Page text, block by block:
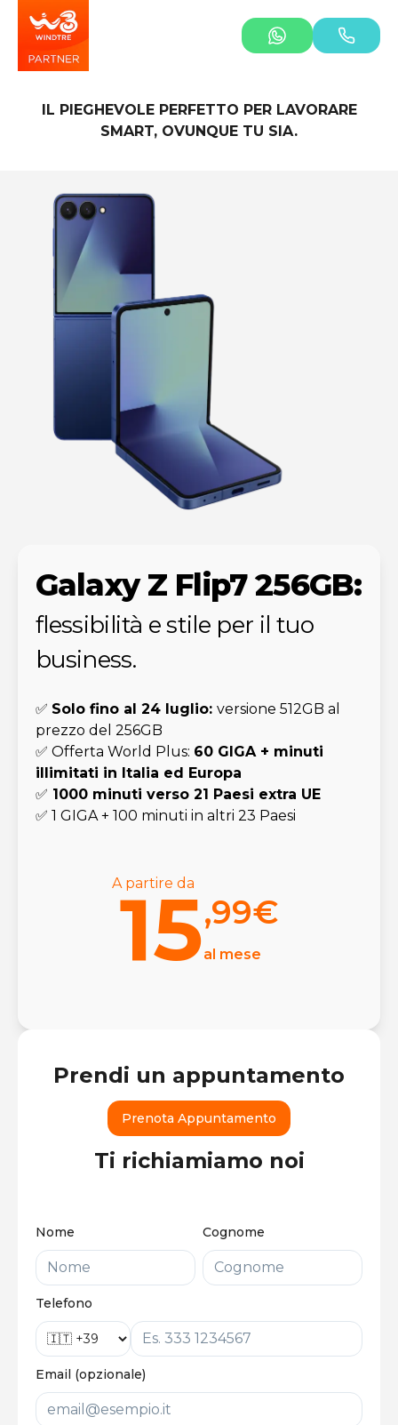
IL PIEGHEVOLE PERFETTO PER LAVORARE
SMART, OVUNQUE TU SIA.
Galaxy Z Flip7 256GB:
flessibilità e stile per il tuo
business.
✅ Solo fino al 24 luglio: versione 512GB al
prezzo del 256GB
✅ Offerta World Plus: 60 GIGA + minuti
illimitati in Italia ed Europa
✅ 1000 minuti verso 21 Paesi extra UE
✅ 1 GIGA + 100 minuti in altri 23 Paesi
A partire da
15,99€
al mese
Prendi un appuntamento
Prenota Appuntamento
Ti richiamiamo noi
Nome Cognome
Telefono
Email (opzionale)